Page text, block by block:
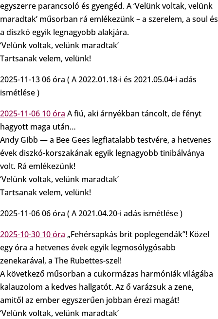
egyszerre parancsoló és gyengéd. A ‘Velünk voltak, velünk
maradtak’ műsorban rá emlékezünk – a szerelem, a soul és
a diszkó egyik legnagyobb alakjára.
‘Velünk voltak, velünk maradtak’
Tartsanak velem, velünk!
2025-11-13 06 óra ( A 2022.01.18-i és 2021.05.04-i adás
ismétlése )
2025-11-06 10 óra A fiú, aki árnyékban táncolt, de fényt
hagyott maga után…
Andy Gibb — a Bee Gees legfiatalabb testvére, a hetvenes
évek diszkó-korszakának egyik legnagyobb tinibálványa
volt. Rá emlékezünk!
‘Velünk voltak, velünk maradtak’
Tartsanak velem, velünk!
2025-11-06 06 óra ( A 2021.04.20-i adás ismétlése )
2025-10-30 10 óra „Fehérsapkás brit poplegendák”! Közel
egy óra a hetvenes évek egyik legmosólygósabb
zenekarával, a The Rubettes-szel!
A következő műsorban a cukormázas harmóniák világába
kalauzolom a kedves hallgatót. Az ő varázsuk a zene,
amitől az ember egyszerűen jobban érezi magát!
‘Velünk voltak, velünk maradtak’